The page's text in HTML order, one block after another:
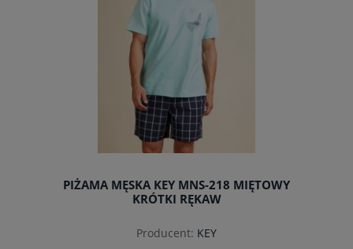
PIŻAMA MĘSKA KEY MNS-218 MIĘTOWY
KRÓTKI RĘKAW
Producent: KEY